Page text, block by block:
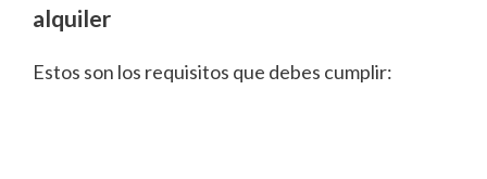
alquiler
Estos son los requisitos que debes cumplir: